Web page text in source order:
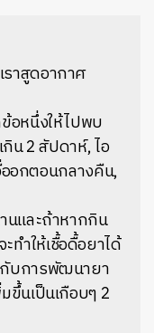
าสูดอากาศ
อหนึ่งให้ไปพบ
น 2 สัปดาห์, ไอ
ออกตอนกลางคืน,
นและถ้าหากกิน
ทำให้เชื้อดื้อยาได้
กับการพัฒนายา
ขึ้นเป็นเกือบๆ 2